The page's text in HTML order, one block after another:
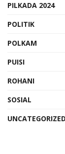
PILKADA 2024
POLITIK
POLKAM
PUISI
ROHANI
SOSIAL
UNCATEGORIZED